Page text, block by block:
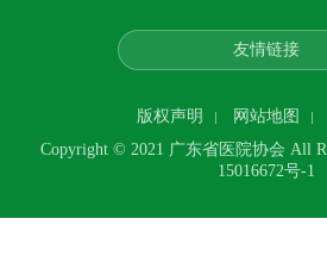
友情链接
版权声明 网站地图
Copyright © 2021 广东省医院协会 All
15016672号-1